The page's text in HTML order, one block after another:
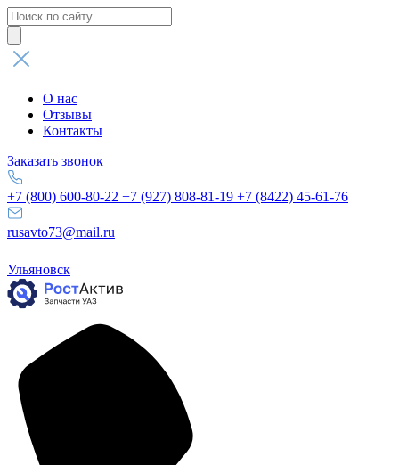
Поиск
товаров
О нас
Отзывы
Контакты
Заказать звонок
+7 (800) 600-80-22 +7 (927) 808-81-19 +7 (8422) 45-61-76
rusavto73@mail.ru
Ульяновск